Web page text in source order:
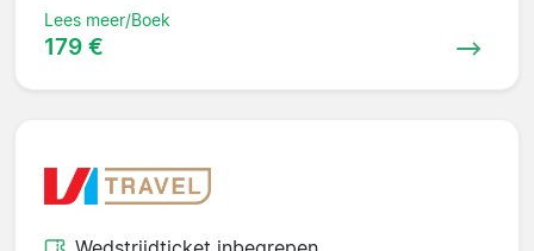
Lees meer/Boek
179 €